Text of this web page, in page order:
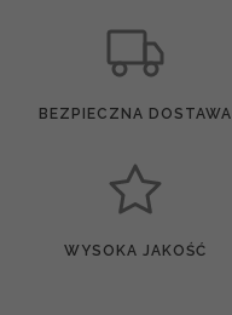
BEZPIECZNA DOSTAWA
WYSOKA JAKOŚĆ